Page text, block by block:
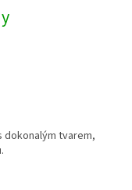
dokonalým tvarem,